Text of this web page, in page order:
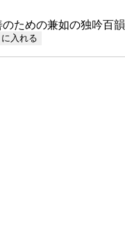
のための兼如の独吟百韻